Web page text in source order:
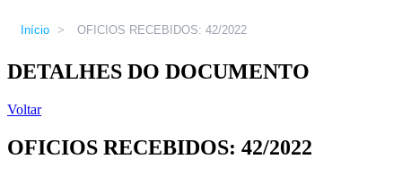
Início > OFICIOS RECEBIDOS: 42/2022
DETALHES DO DOCUMENTO
Voltar
OFICIOS RECEBIDOS: 42/2022